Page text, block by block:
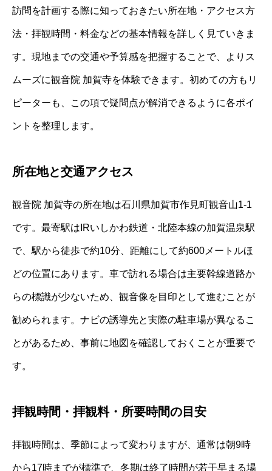
訪問を計画する際に知っておきたい所在地・アクセス方
法・拝観時間・料金などの基本情報を詳しく見ていきま
す。現地までの交通や予算感を把握することで、よりス
ムーズに観音院 加賀寺を体験できます。初めての方もリ
ピーターも、この項で疑問点が解消できるように各ポイ
ントを整理します。
所在地と交通アクセス
観音院 加賀寺の所在地は石川県加賀市作見町観音山1-1
です。最寄駅はIRいしかわ鉄道・北陸本線の加賀温泉駅
で、駅から徒歩で約10分、距離にして約600メートルほ
どの位置にあります。車で訪れる場合は主要幹線道路か
らの標識が少ないため、観音像を目印として進むことが
勧められます。ナビの誘導先と実際の駐車場が異なるこ
とがあるため、事前に地図を確認しておくことが重要で
す。
拝観時間・拝観料・所要時間の目安
拝観時間は、季節によって変わりますが、通常は朝9時
から17時までが標準で、冬期は終了時間が若干早まる場